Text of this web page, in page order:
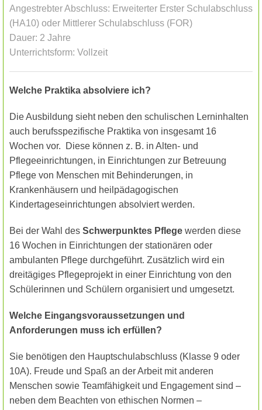
Angestrebter Abschluss: Erweiterter Erster Schulabschluss
(HA10) oder Mittlerer Schulabschluss (FOR)
Dauer: 2 Jahre
Unterrichtsform: Vollzeit
Welche Praktika absolviere ich?
Die Ausbildung sieht neben den schulischen Lerninhalten
auch berufsspezifische Praktika von insgesamt 16
Wochen vor.
Diese können z. B. in Alten- und
Pflegeeinrichtungen, in Einrichtungen zur Betreuung
Pflege von Menschen mit Behinderungen, in
Krankenhäusern und heilpädagogischen
Kindertageseinrichtungen absolviert werden.
Bei der Wahl des Schwerpunktes Pflege werden diese
16 Wochen in Einrichtungen der stationären oder
ambulanten Pflege durchgeführt. Zusätzlich wird ein
dreitägiges Pflegeprojekt in einer Einrichtung von den
Schülerinnen und Schülern organisiert und umgesetzt.
Welche Eingangsvoraussetzungen und
Anforderungen muss ich erfüllen?
Sie benötigen den Hauptschulabschluss (Klasse 9 oder
10A). Freude und Spaß an der Arbeit mit anderen
Menschen sowie Teamfähigkeit und Engagement sind –
neben dem Beachten von ethischen Normen –